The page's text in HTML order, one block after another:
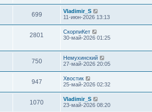
699
Vladimir_S
11-июн-2026 13:13
2801
СкорпиКет
30-май-2026 01:25
750
Немухинский
27-май-2026 20:05
947
Хвостик
25-май-2026 02:32
1070
Vladimir_S
23-май-2026 08:20